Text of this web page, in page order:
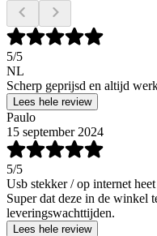
5/5
NL
Scherp geprijsd en altijd
Lees hele review
Paulo
15 september 2024
5/5
Usb stekker / op internet
Super dat deze in de winkel
leveringswachttijden.
Lees hele review